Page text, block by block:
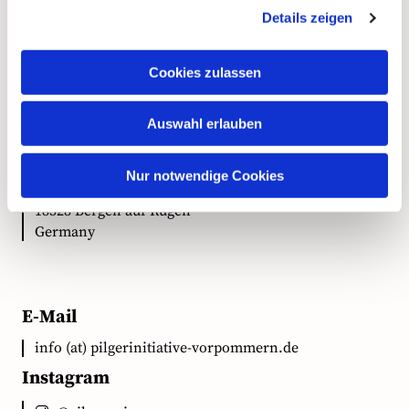
Details zeigen
Cookies zulassen
Auswahl erlauben
Nur notwendige Cookies
Kontakt
Ökumenische Pilgerinitiative Vorpommern e.V.
18528 Bergen auf Rügen
Germany
E-Mail
info (at) pilgerinitiative-vorpommern.de
Instagram